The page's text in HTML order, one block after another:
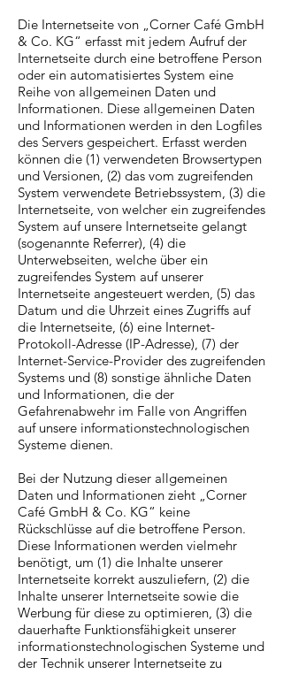
Die Internetseite von „Corner Café GmbH
& Co. KG“ erfasst mit jedem Aufruf der
Internetseite durch eine betroffene Person
oder ein automatisiertes System eine
Reihe von allgemeinen Daten und
Informationen. Diese allgemeinen Daten
und Informationen werden in den Logfiles
des Servers gespeichert. Erfasst werden
können die (1) verwendeten Browsertypen
und Versionen, (2) das vom zugreifenden
System verwendete Betriebssystem, (3) die
Internetseite, von welcher ein zugreifendes
System auf unsere Internetseite gelangt
(sogenannte Referrer), (4) die
Unterwebseiten, welche über ein
zugreifendes System auf unserer
Internetseite angesteuert werden, (5) das
Datum und die Uhrzeit eines Zugriffs auf
die Internetseite, (6) eine Internet-
Protokoll-Adresse (IP-Adresse), (7) der
Internet-Service-Provider des zugreifenden
Systems und (8) sonstige ähnliche Daten
und Informationen, die der
Gefahrenabwehr im Falle von Angriffen
auf unsere informationstechnologischen
Systeme dienen.
Bei der Nutzung dieser allgemeinen
Daten und Informationen zieht „Corner
Café GmbH & Co. KG“ keine
Rückschlüsse auf die betroffene Person.
Diese Informationen werden vielmehr
benötigt, um (1) die Inhalte unserer
Internetseite korrekt auszuliefern, (2) die
Inhalte unserer Internetseite sowie die
Werbung für diese zu optimieren, (3) die
dauerhafte Funktionsfähigkeit unserer
informationstechnologischen Systeme und
der Technik unserer Internetseite zu